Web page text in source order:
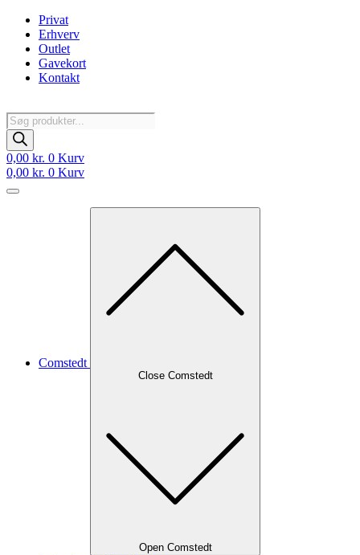
Videre
indhold
Privat
Erhverv
Outlet
Gavekort
Kontakt
Products
search
0,00 kr. 0 Kurv
0,00 kr. 0 Kurv
Comstedt
Close Comstedt
Open Comstedt